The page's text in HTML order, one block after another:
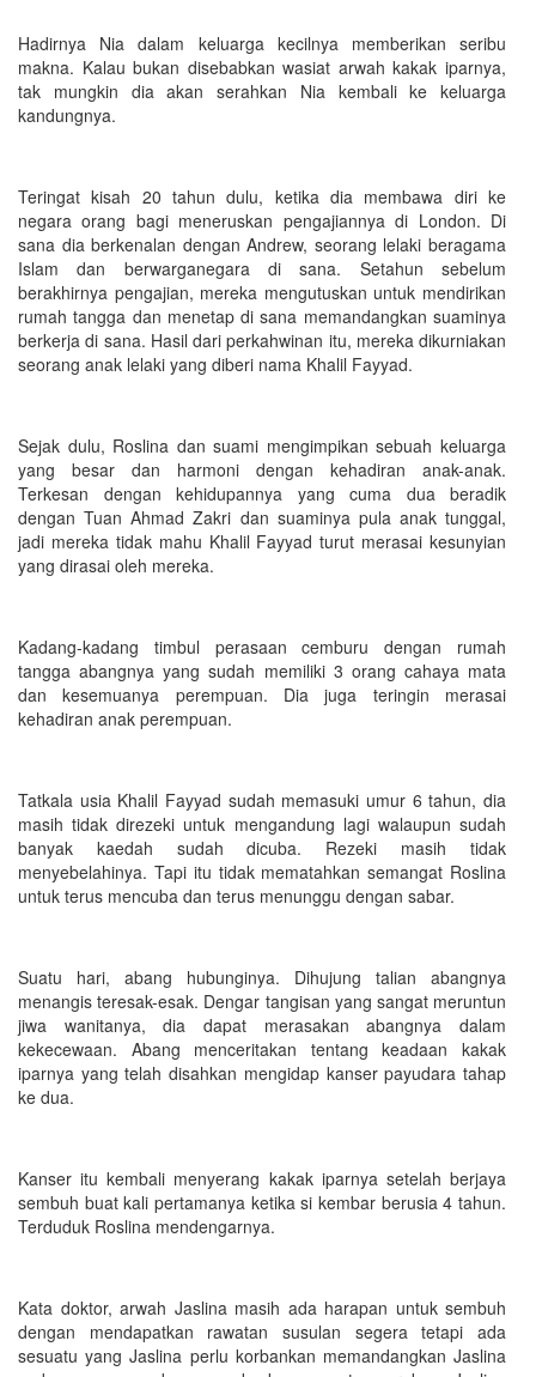
Hadirnya Nia dalam keluarga kecilnya memberikan seribu
makna. Kalau bukan disebabkan wasiat arwah kakak iparnya,
tak mungkin dia akan serahkan Nia kembali ke keluarga
kandungnya.
Teringat kisah 20 tahun dulu, ketika dia membawa diri ke
negara orang bagi meneruskan pengajiannya di London. Di
sana dia berkenalan dengan Andrew, seorang lelaki beragama
Islam dan berwarganegara di sana. Setahun sebelum
berakhirnya pengajian, mereka mengutuskan untuk mendirikan
rumah tangga dan menetap di sana memandangkan suaminya
berkerja di sana. Hasil dari perkahwinan itu, mereka dikurniakan
seorang anak lelaki yang diberi nama Khalil Fayyad.
Sejak dulu, Roslina dan suami mengimpikan sebuah keluarga
yang besar dan harmoni dengan kehadiran anak-anak.
Terkesan dengan kehidupannya yang cuma dua beradik
dengan Tuan Ahmad Zakri dan suaminya pula anak tunggal,
jadi mereka tidak mahu Khalil Fayyad turut merasai kesunyian
yang dirasai oleh mereka.
Kadang-kadang timbul perasaan cemburu dengan rumah
tangga abangnya yang sudah memiliki 3 orang cahaya mata
dan kesemuanya perempuan. Dia juga teringin merasai
kehadiran anak perempuan.
Tatkala usia Khalil Fayyad sudah memasuki umur 6 tahun, dia
masih tidak direzeki untuk mengandung lagi walaupun sudah
banyak kaedah sudah dicuba. Rezeki masih tidak
menyebelahinya. Tapi itu tidak mematahkan semangat Roslina
untuk terus mencuba dan terus menunggu dengan sabar.
Suatu hari, abang hubunginya. Dihujung talian abangnya
menangis teresak-esak. Dengar tangisan yang sangat meruntun
jiwa wanitanya, dia dapat merasakan abangnya dalam
kekecewaan. Abang menceritakan tentang keadaan kakak
iparnya yang telah disahkan mengidap kanser payudara tahap
ke dua.
Kanser itu kembali menyerang kakak iparnya setelah berjaya
sembuh buat kali pertamanya ketika si kembar berusia 4 tahun.
Terduduk Roslina mendengarnya.
Kata doktor, arwah Jaslina masih ada harapan untuk sembuh
dengan mendapatkan rawatan susulan segera tetapi ada
sesuatu yang Jaslina perlu korbankan memandangkan Jaslina